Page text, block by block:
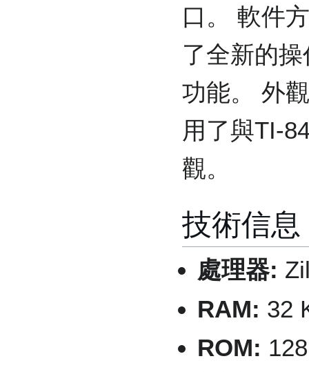
口。 軟件
了全新的
功能。 外
用了與TI-
觀。
技術信息
處理器:
RAM: 32
ROM: